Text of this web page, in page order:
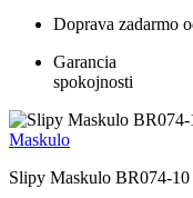
Doprava zadarmo
Garancia
spokojnosti
Maskulo
Slipy Maskulo BR074-